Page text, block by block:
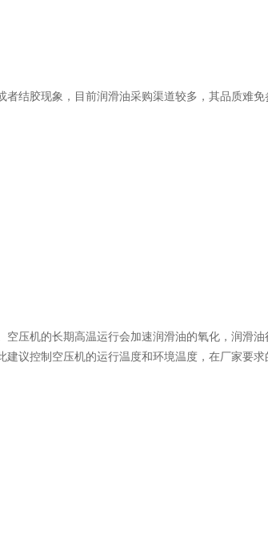
结胶现象，目前润滑油采购渠道较多，其品质难
压机的长期高温运行会加速润滑油的氧化，润滑
议控制空压机的运行温度和环境温度，在厂家要求